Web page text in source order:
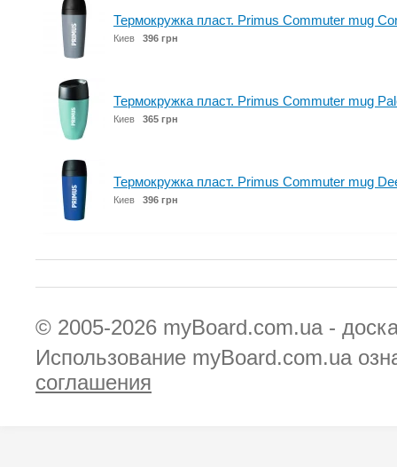
Термокружка пласт. Primus Commuter mug
Киев 396 грн
Термокружка пласт. Primus Commuter mug
Киев 365 грн
Термокружка пласт. Primus Commuter mug
Киев 396 грн
© 2005-2026 myBoard.com.ua -
Использование myBoard.com.ua
соглашения